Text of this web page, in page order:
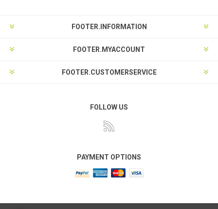
FOOTER.INFORMATION
FOOTER.MYACCOUNT
FOOTER.CUSTOMERSERVICE
FOLLOW US
PAYMENT OPTIONS